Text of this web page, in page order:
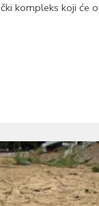
kompleks koji će